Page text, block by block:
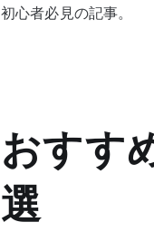
初心者必見の記事。
おすす
選